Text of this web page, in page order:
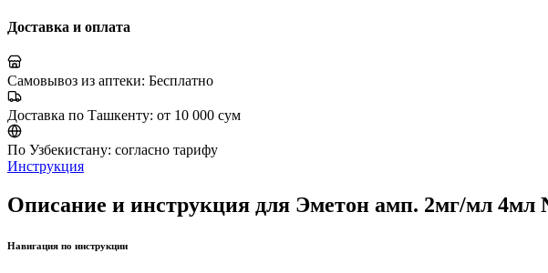
Доставка и оплата
Самовывоз из аптеки: Бесплатно
Доставка по Ташкенту: от 10 000 сум
По Узбекистану: согласно тарифу
Инструкция
Описание и инструкция для Эметон амп. 2мг/мл 4мл
Навигация по инструкции